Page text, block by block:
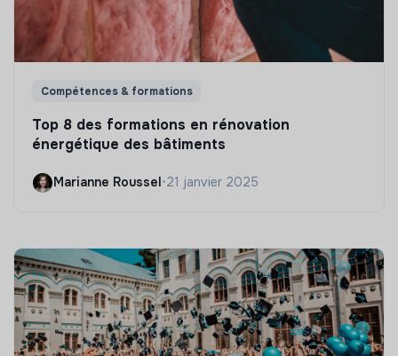
Compétences & formations
Top 8 des formations en rénovation
énergétique des bâtiments
Marianne Roussel•21 janvier 2025